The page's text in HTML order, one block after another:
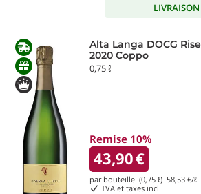
Alta Langa DOCG
2020 Coppo
0,75 ℓ
Remise 10%
43,90€
par bouteille (0,75 ℓ) 58,53 €/ℓ
TVA et taxes incl.